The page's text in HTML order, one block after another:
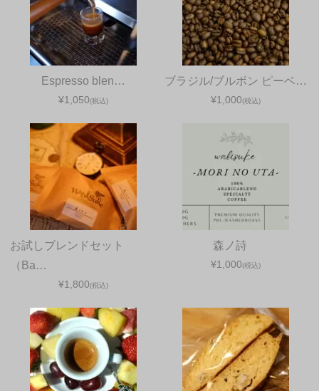
Espresso blen…
¥1,050(税込)
ブラジル/ブルボン ピーベ…
¥1,000(税込)
お試しブレンドセット
（Ba…
¥1,800(税込)
森ノ詩
¥1,000(税込)